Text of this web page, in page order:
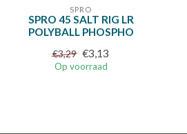
SPRO
SPRO 45 SALT RIG LR
POLYBALL PHOSPHO
€3,29 €3,13
Op voorraad